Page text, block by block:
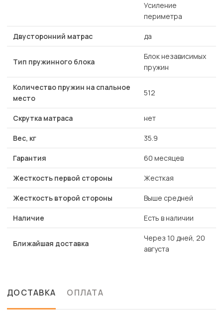
Усиление
периметра
Двусторонний матрас да
Тип пружинного блока
Блок независимых
пружин
Количество пружин на спальное
место
512
Скрутка матраса нет
Вес, кг 35.9
Гарантия 60 месяцев
Жесткость первой стороны Жесткая
Жесткость второй стороны Выше средней
Наличие Есть в наличии
Ближайшая доставка
Через 10 дней, 20
августа
ДОСТАВКА ОПЛАТА